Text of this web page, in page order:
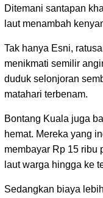
Ditemani santapan
laut menambah
Tak hanya Esni,
menikmati semilir
duduk selonjoran
matahari terbenam.
Bontang Kuala juga
hemat. Mereka yang
membayar Rp 15 ribu
laut warga hingga ke
Sedangkan biaya